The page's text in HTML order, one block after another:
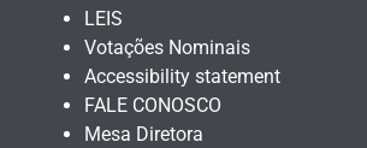
LEIS
Votações Nominais
Accessibility statement
FALE CONOSCO
Mesa Diretora